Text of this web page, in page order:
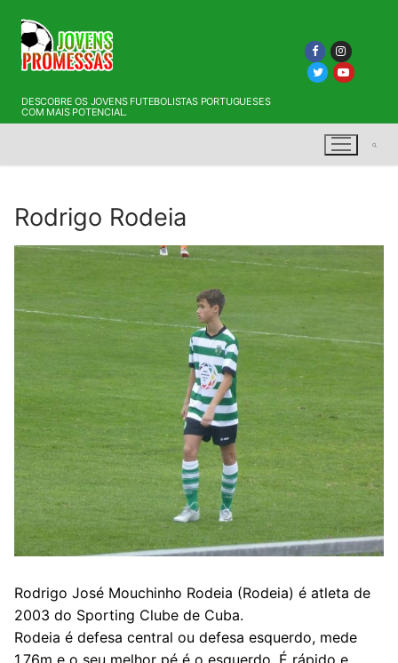
para
conteúdo
DESCOBRE OS JOVENS FUTEBOLISTAS PORTUGUESES
COM MAIS POTENCIAL.
Rodrigo Rodeia
Rodrigo José Mouchinho Rodeia (Rodeia) é atleta de
2003 do Sporting Clube de Cuba.
Rodeia é defesa central ou defesa esquerdo, mede